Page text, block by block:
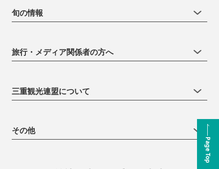
Page Top
旬の情報
旅行・メディア関係者の方へ
三重観光連盟について
その他